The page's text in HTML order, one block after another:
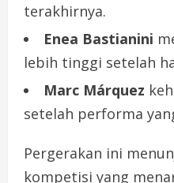
terakhirnya.
Enea Bastianini
lebih tinggi setelah
Marc Márquez
setelah performa
Pergerakan ini
kompetisi yang